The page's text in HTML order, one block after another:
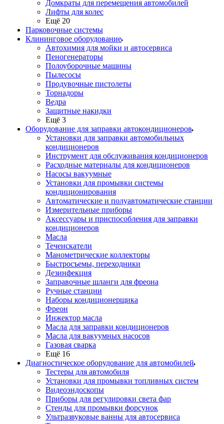
Домкраты для перемещения автомобилей
Лифты для колес
Ещё 20
Парковочные системы
Клининговое оборудование
Автохимия для мойки и автосервиса
Пеногенераторы
Полоуборочные машины
Пылесосы
Продувочные пистолеты
Торнадоры
Ведра
Защитные накидки
Ещё 3
Оборудование для заправки автокондиционеров
Установки для заправки автомобильных
кондиционеров
Инструмент для обслуживания кондиционеров
Расходные материалы для кондиционеров
Насосы вакуумные
Установки для промывки системы
кондиционирования
Автоматические и полуавтоматические станции
Измерительные приборы
Аксессуары и приспособления для заправки
кондиционеров
Масла
Течеискатели
Манометрические коллекторы
Быстросъемы, переходники
Дезинфекция
Заправочные шланги для фреона
Ручные станции
Наборы кондиционерщика
Фреон
Инжектор масла
Масла для заправки кондиционеров
Масла для вакуумных насосов
Газовая сварка
Ещё 16
Диагностическое оборудование для автомобилей
Тестеры для автомобиля
Установки для промывки топливных систем
Видеоэндоскопы
Приборы для регулировки света фар
Стенды для промывки форсунок
Ультразвуковые ванны для автосервиса